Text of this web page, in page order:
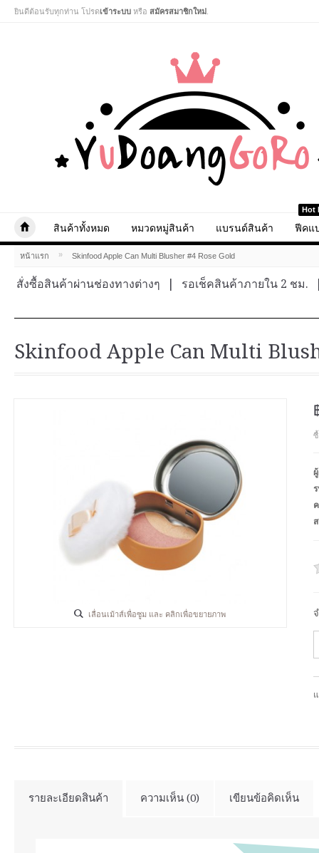
ยินดีต้อนรับทุกท่าน โปรดเข้าระบบ หรือ สมัครสมาชิกใหม่
สินค้าทั้งหมด หมวดหมู่สินค้า แบรนด์สินค้า
Hot
ฟีคแ
หน้าแรก » Skinfood Apple Can Multi Blusher #4 Rose Gold
สั่งซื้อสินค้าผ่านช่องทางต่างๆ รอเช็คสินค้าภายใน 2 ชม.
Skinfood Apple Can Multi
เลื่อนเม้าส์เพื่อซูม และ คลิกเพื่อขยายภาพ
รายละเอียดสินค้า ความเห็น (0) เขียนข้อคิดเห็น